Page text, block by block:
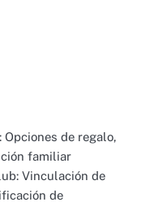
de regalo,
familiar
Vinculación de
de